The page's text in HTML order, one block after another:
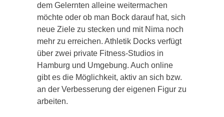
dem Gelernten alleine weitermachen
möchte oder ob man Bock darauf hat, sich
neue Ziele zu stecken und mit Nima noch
mehr zu erreichen. Athletik Docks verfügt
über zwei private Fitness-Studios in
Hamburg und Umgebung. Auch online
gibt es die Möglichkeit, aktiv an sich bzw.
an der Verbesserung der eigenen Figur zu
arbeiten.